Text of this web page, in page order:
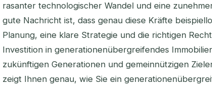
rasanter technologischer Wandel und eine
gute Nachricht ist, dass genau diese Kräfte
Planung, eine klare Strategie und die richtigen
Investition in generationenübergreifendes
zukünftigen Generationen und gemeinnützigen
zeigt Ihnen genau, wie Sie ein